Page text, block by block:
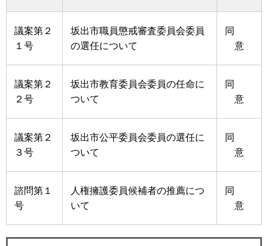
議案第２
１号
坂出市職員懲戒審査委員会委員
の選任について
同
意
議案第２
２号
坂出市教育委員会委員の任命に
ついて
同
意
議案第２
３号
坂出市公平委員会委員の選任に
ついて
同
意
諮問第１
号
人権擁護委員候補者の推薦につ
いて
同
意